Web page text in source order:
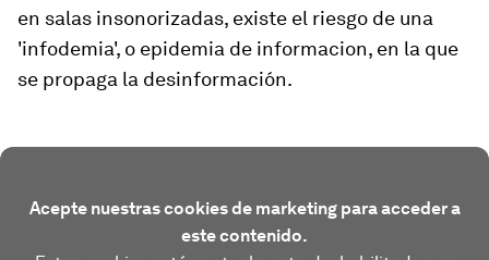
en salas insonorizadas, existe el riesgo de una
'infodemia', o epidemia de informacion, en la que
se propaga la desinformación.
Acepte nuestras cookies de marketing para acceder a
este contenido.